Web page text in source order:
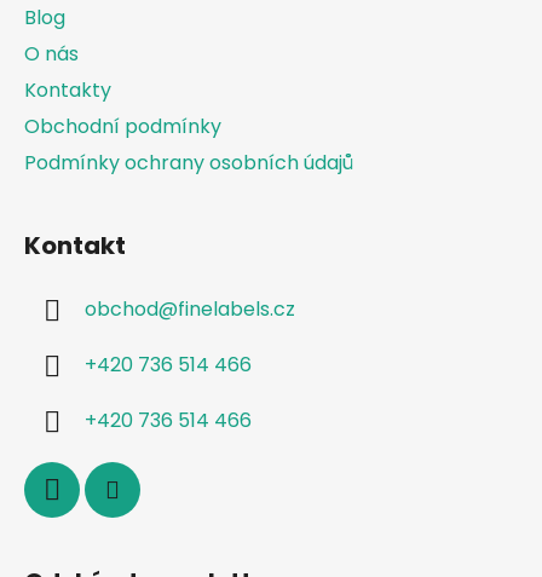
Blog
O nás
Kontakty
Obchodní podmínky
Podmínky ochrany osobních údajů
Kontakt
obchod@finelabels.cz
+420 736 514 466
+420 736 514 466